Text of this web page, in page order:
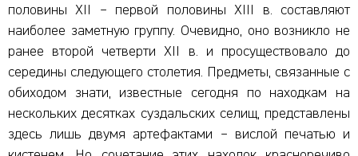
половины XII – первой половины XIII в. составляют
наиболее заметную группу. Очевидно, оно возникло не
ранее второй четверти XII в. и просуществовало до
середины следующего столетия. Предметы, связанные с
обиходом знати, известные сегодня по находкам на
нескольких десятках суздальских селищ, представлены
здесь лишь двумя артефактами – вислой печатью и